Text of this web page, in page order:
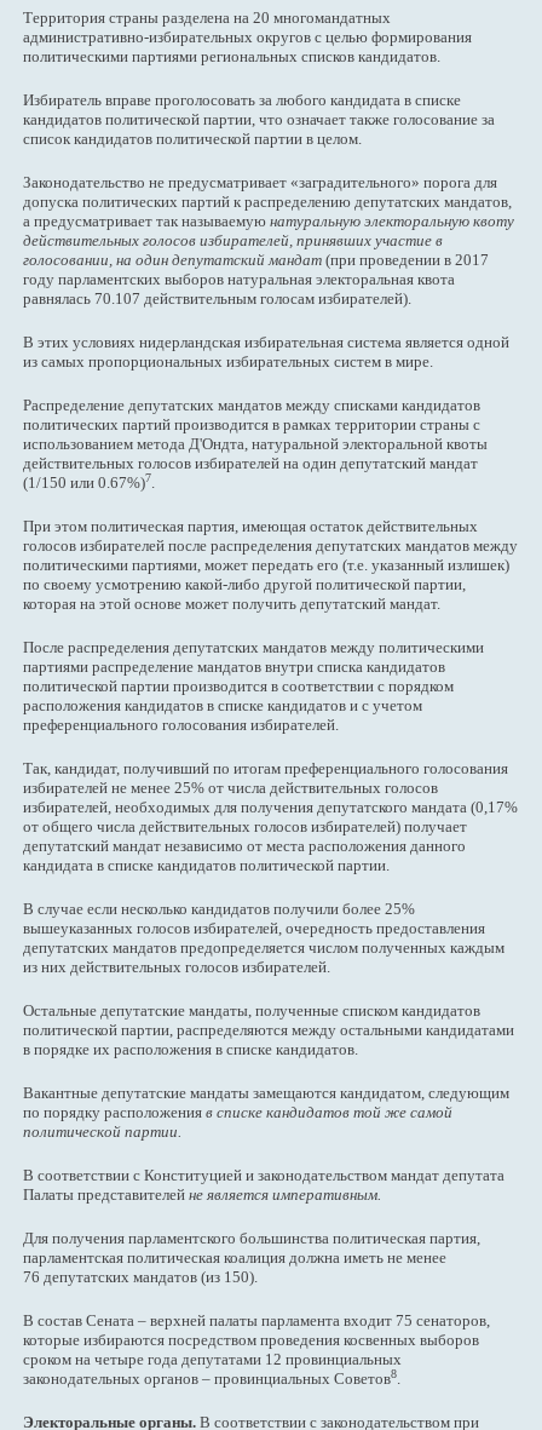
Территория страны разделена на 20 многомандатных
административно-избирательных округов с целью формирования
политическими партиями региональных списков кандидатов.
Избиратель вправе проголосовать за любого кандидата в списке
кандидатов политической партии, что означает также голосование за
список кандидатов политической партии в целом.
Законодательство не предусматривает «заградительного» порога для
допуска политических партий к распределению депутатских мандатов,
а предусматривает так называемую натуральную электоральную квоту
действительных голосов избирателей, принявших участие в
голосовании, на один депутатский мандат (при проведении в 2017
году парламентских выборов натуральная электоральная квота
равнялась 70.107 действительным голосам избирателей).
В этих условиях нидерландская избирательная система является одной
из самых пропорциональных избирательных систем в мире.
Распределение депутатских мандатов между списками кандидатов
политических партий производится в рамках территории страны с
использованием метода Д'Ондта, натуральной электоральной квоты
действительных голосов избирателей на один депутатский мандат
(1/150 или 0.67%)7.
При этом политическая партия, имеющая остаток действительных
голосов избирателей после распределения депутатских мандатов между
политическими партиями, может передать его (т.е. указанный излишек)
по своему усмотрению какой-либо другой политической партии,
которая на этой основе может получить депутатский мандат.
После распределения депутатских мандатов между политическими
партиями распределение мандатов внутри списка кандидатов
политической партии производится в соответствии с порядком
расположения кандидатов в списке кандидатов и с учетом
преференциального голосования избирателей.
Так, кандидат, получивший по итогам преференциального голосования
избирателей не менее 25% от числа действительных голосов
избирателей, необходимых для получения депутатского мандата (0,17%
от общего числа действительных голосов избирателей) получает
депутатский мандат независимо от места расположения данного
кандидата в списке кандидатов политической партии.
В случае если несколько кандидатов получили более 25%
вышеуказанных голосов избирателей, очередность предоставления
депутатских мандатов предопределяется числом полученных каждым
из них действительных голосов избирателей.
Остальные депутатские мандаты, полученные списком кандидатов
политической партии, распределяются между остальными кандидатами
в порядке их расположения в списке кандидатов.
Вакантные депутатские мандаты замещаются кандидатом, следующим
по порядку расположения в списке кандидатов той же самой
политической партии.
В соответствии с Конституцией и законодательством мандат депутата
Палаты представителей не является императивным.
Для получения парламентского большинства политическая партия,
парламентская политическая коалиция должна иметь не менее
76 депутатских мандатов (из 150).
В состав Сената – верхней палаты парламента входит 75 сенаторов,
которые избираются посредством проведения косвенных выборов
сроком на четыре года депутатами 12 провинциальных
законодательных органов – провинциальных Советов8.
Электоральные органы. В соответствии с законодательством при